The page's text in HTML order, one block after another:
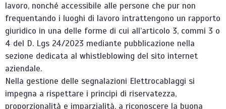
lavoro, nonché accessibile alle persone che pur non
frequentando i luoghi di lavoro intrattengono un rapporto
giuridico in una delle forme di cui all’articolo 3, commi 3 o
4 del D. Lgs 24/2023 mediante pubblicazione nella
sezione dedicata al whistleblowing del sito internet
aziendale.
Nella gestione delle segnalazioni Elettrocablaggi si
impegna a rispettare i principi di riservatezza,
proporzionalità e imparzialità, a riconoscere la buona